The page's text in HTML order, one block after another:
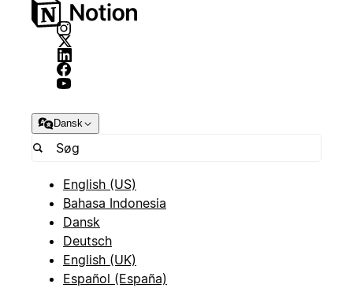
Dansk
English (US)
Bahasa Indonesia
Dansk
Deutsch
English (UK)
Español (España)